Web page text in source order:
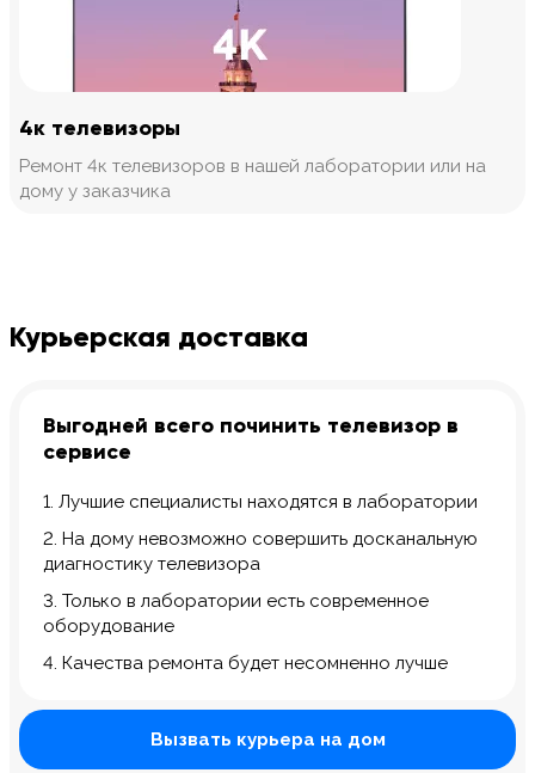
4к телевизоры
Ремонт 4к телевизоров в нашей лаборатории или на
дому у заказчика
Курьерская доставка
Выгодней всего починить телевизор в
сервисе
1. Лучшие специалисты находятся в лаборатории
2. На дому невозможно совершить досканальную
диагностику телевизора
3. Только в лаборатории есть современное
оборудование
4. Качества ремонта будет несомненно лучше
Вызвать курьера на дом